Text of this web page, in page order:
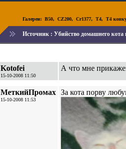
Галереи: B50, CZ200, Cr1377, T4, T4
Источник : Убийство домашнего кота
Kotofei
15-10-2008 11:50
А что мне
МеткийПромах
15-10-2008 11:53
За кота порву